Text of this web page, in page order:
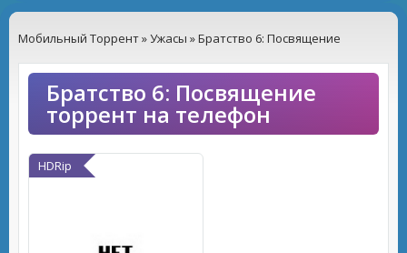
Мобильный Торрент»Ужасы » Братство 6: Посвящение
Братство 6: Посвящение
торрент на телефон
HDRip